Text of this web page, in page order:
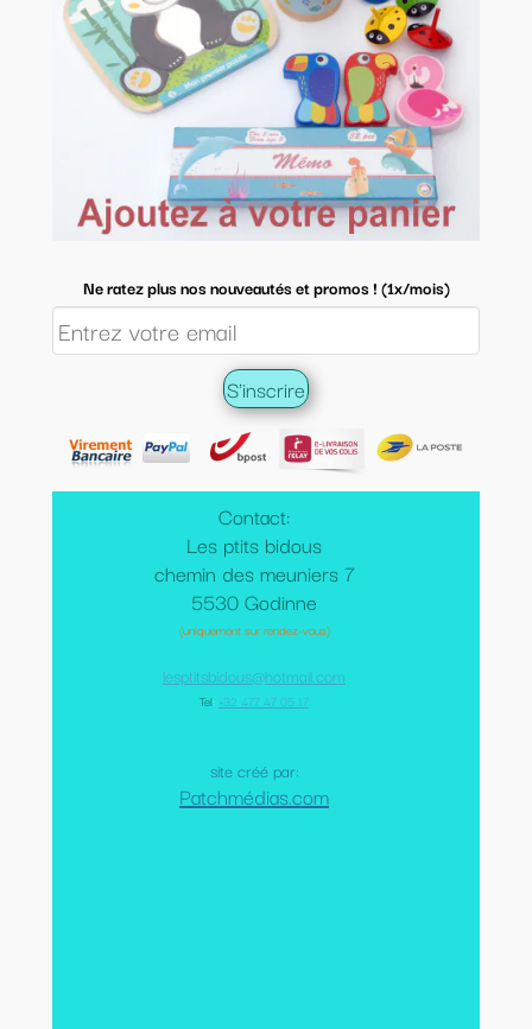
Contact:
Les ptits bidous
chemin des meuniers 7
5530 Godinne
(uniquement sur rendez-vous)
lesptitsbidous@hotmail.com
Tel: +32 477 47 05 17
site créé par:
Patchmédias.com
Ne ratez plus nos nouveautés et promos ! (1x/mois)